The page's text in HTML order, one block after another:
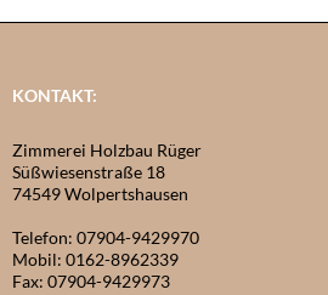
KONTAKT:
Zimmerei Holzbau Rüger
Süßwiesenstraße 18
74549 Wolpertshausen
Telefon: 07904-9429970
Mobil: 0162-8962339
Fax: 07904-9429973